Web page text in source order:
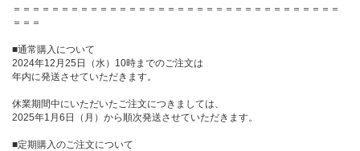
＝＝＝＝＝＝＝＝＝＝＝＝＝＝＝＝＝＝＝＝＝＝＝＝＝＝＝＝＝＝＝＝＝＝
＝＝＝
■通常購入について
2024年12月25日（水）10時までのご注文は
年内に発送させていただきます。
休業期間中にいただいたご注文につきましては、
2025年1月6日（月）から順次発送させていただきます。
■定期購入のご注文について